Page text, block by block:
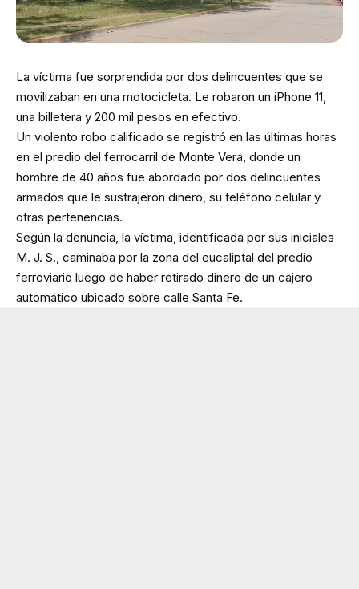
La víctima fue sorprendida por dos delincuentes que se
movilizaban en una motocicleta. Le robaron un iPhone 11,
una billetera y 200 mil pesos en efectivo.
Un violento robo calificado se registró en las últimas horas
en el predio del ferrocarril de Monte Vera, donde un
hombre de 40 años fue abordado por dos delincuentes
armados que le sustrajeron dinero, su teléfono celular y
otras pertenencias.
Según la denuncia, la víctima, identificada por sus iniciales
M. J. S., caminaba por la zona del eucaliptal del predio
ferroviario luego de haber retirado dinero de un cajero
automático ubicado sobre calle Santa Fe.